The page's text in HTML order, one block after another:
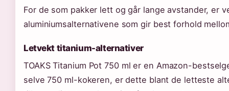
For de som pakker lett og går lange avstander, er
aluminiumsalternativene som gir best forhold
Letvekt titanium-alternativer
TOAKS Titanium Pot 750 ml er en Amazon-
selve 750 ml-kokeren, er dette blant de letteste